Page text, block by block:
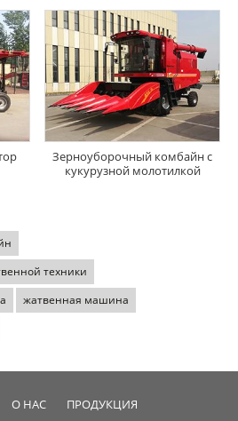
Зерноуборочный комбайн с
кукурузной молотилкой
техники
жатвенная машина
О НАС
ПРОДУКЦИЯ